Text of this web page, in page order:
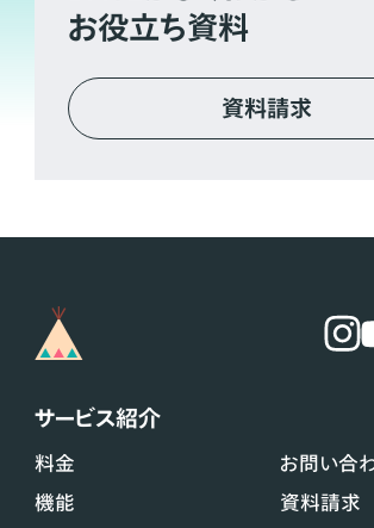
お役立ち資料
資料請求
サービス紹介
料金
機能
お問い合
資料請求